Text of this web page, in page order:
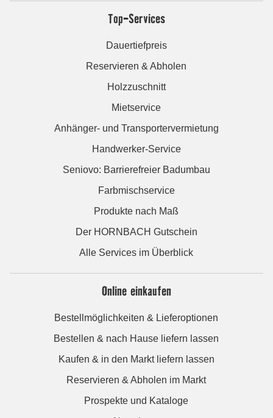
Top-Services
Dauertiefpreis
Reservieren & Abholen
Holzzuschnitt
Mietservice
Anhänger- und Transportervermietung
Handwerker-Service
Seniovo: Barrierefreier Badumbau
Farbmischservice
Produkte nach Maß
Der HORNBACH Gutschein
Alle Services im Überblick
Online einkaufen
Bestellmöglichkeiten & Lieferoptionen
Bestellen & nach Hause liefern lassen
Kaufen & in den Markt liefern lassen
Reservieren & Abholen im Markt
Prospekte und Kataloge